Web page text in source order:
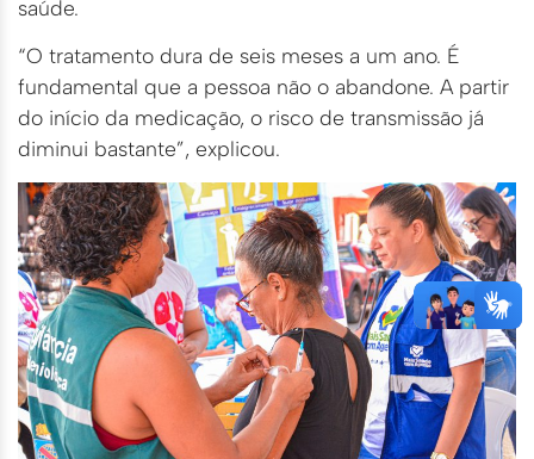
saúde.
“O tratamento dura de seis meses a um ano. É
fundamental que a pessoa não o abandone. A partir
do início da medicação, o risco de transmissão já
diminui bastante”, explicou.